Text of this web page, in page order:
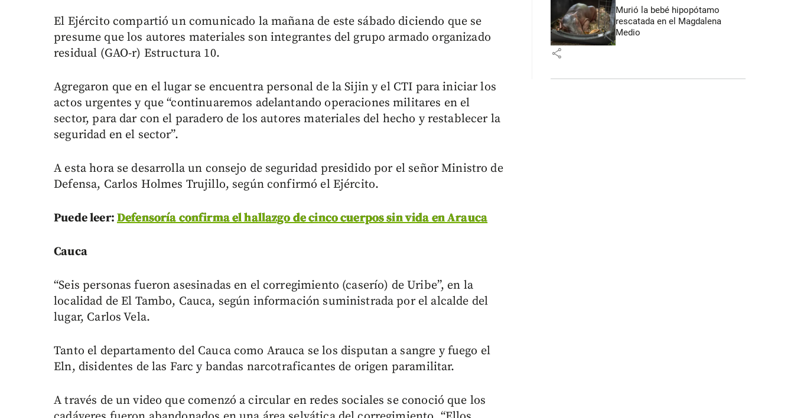
El Ejército compartió un comunicado la mañana de este sábado diciendo que se
presume que los autores materiales son integrantes del grupo armado organizado
residual (GAO-r) Estructura 10.
Agregaron que en el lugar se encuentra personal de la Sijin y el CTI para iniciar los
actos urgentes y que “continuaremos adelantando operaciones militares en el
sector, para dar con el paradero de los autores materiales del hecho y restablecer la
seguridad en el sector”.
A esta hora se desarrolla un consejo de seguridad presidido por el señor Ministro de
Defensa, Carlos Holmes Trujillo, según confirmó el Ejército.
Puede leer: Defensoría confirma el hallazgo de cinco cuerpos sin vida en Arauca
Cauca
“Seis personas fueron asesinadas en el corregimiento (caserío) de Uribe”, en la
localidad de El Tambo, Cauca, según información suministrada por el alcalde del
lugar, Carlos Vela.
Tanto el departamento del Cauca como Arauca se los disputan a sangre y fuego el
Eln, disidentes de las Farc y bandas narcotraficantes de origen paramilitar.
A través de un video que comenzó a circular en redes sociales se conoció que los
Murió la bebé hipopótamo
rescatada en el Magdalena
Medio
share